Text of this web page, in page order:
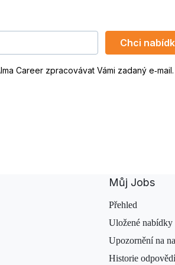
Chci
Career zpracovávat Vámi zadaný e‑mail.
Můj Jobs
Přehled
Uložené nabídky
Upozornění na
Historie odpovědí